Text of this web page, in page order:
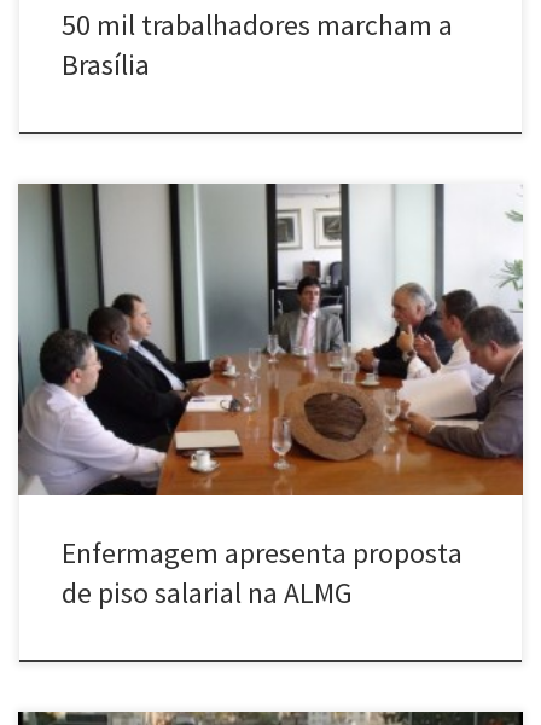
50 mil trabalhadores marcham a
Brasília
O presidente da Assembleia Legislativa de Minas Gerais (ALMG),
deputado Dinis Pinheiro (PSDB), e o presidente da Comissão de
Saúde, deputado Carlos Mosconi (PSDB), se reuniram nessa
quinta-feira (21/06), na ALMG, com representantes de entidades
dos profissionais da área de enfermagem. Eles defenderam para
os parlamentares um piso salarial regional […]
Enfermagem apresenta proposta
de piso salarial na ALMG